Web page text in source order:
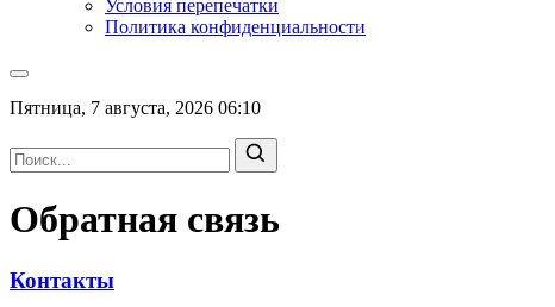
Условия перепечатки
Политика конфиденциальности
Пятница, 7 августа, 2026 06:10
Обратная связь
Контакты